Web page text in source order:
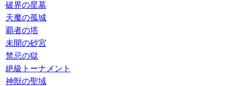
破界の星墓
天魔の孤城
覇者の塔
未開の砂宮
禁忌の獄
絶級トーナメント
神獣の聖域